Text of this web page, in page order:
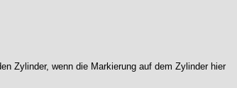
Zylinder, wenn die Markierung auf dem Zylinder hier